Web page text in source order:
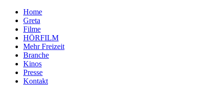
Home
Greta
Filme
HÖRFILM
Mehr Freizeit
Branche
Kinos
Presse
Kontakt